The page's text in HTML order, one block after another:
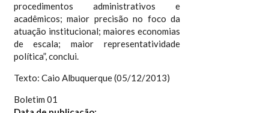
procedimentos administrativos e
acadêmicos; maior precisão no foco da
atuação institucional; maiores economias
de escala; maior representatividade
política”, conclui.
Texto: Caio Albuquerque (05/12/2013)
Boletim 01